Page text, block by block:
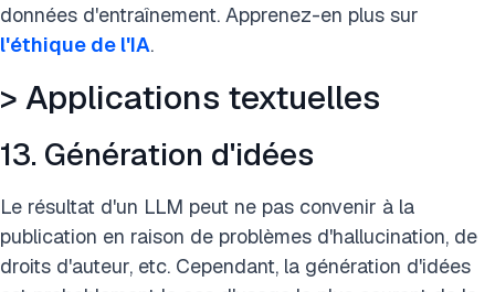
données d'entraînement. Apprenez-en plus sur
l'éthique de l'IA.
> Applications textuelles
13. Génération d'idées
Le résultat d'un LLM peut ne pas convenir à la
publication en raison de problèmes d'hallucination, de
droits d'auteur, etc. Cependant, la génération d'idées